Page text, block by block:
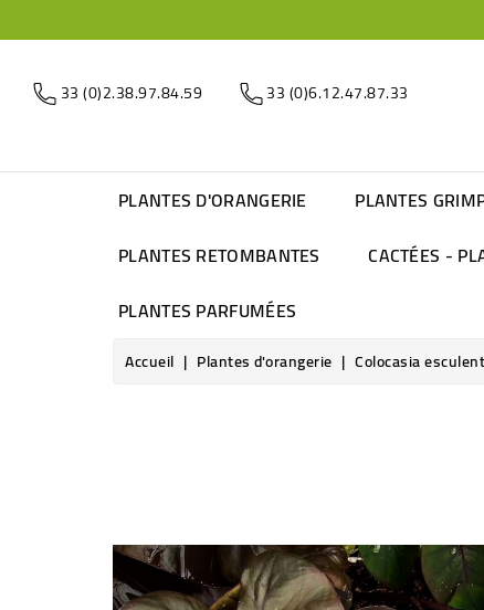
33 (0)2.38.97.84.59 33 (0)6.12.47.87.33
PLANTES D'ORANGERIE PLANTES
PLANTES RETOMBANTES
CACTÉES -
PLANTES PARFUMÉES
Accueil Plantes d'orangerie Colocasia